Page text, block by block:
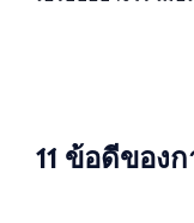
11 ข้อดีของก